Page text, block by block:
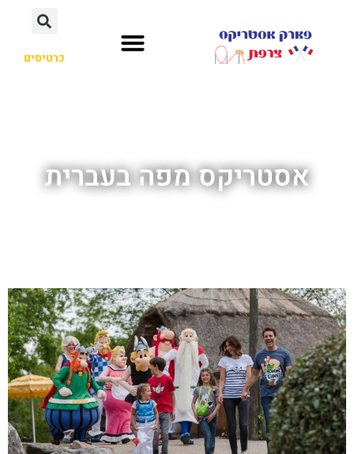
כרטיסים
אסטריקס מפה בעברית